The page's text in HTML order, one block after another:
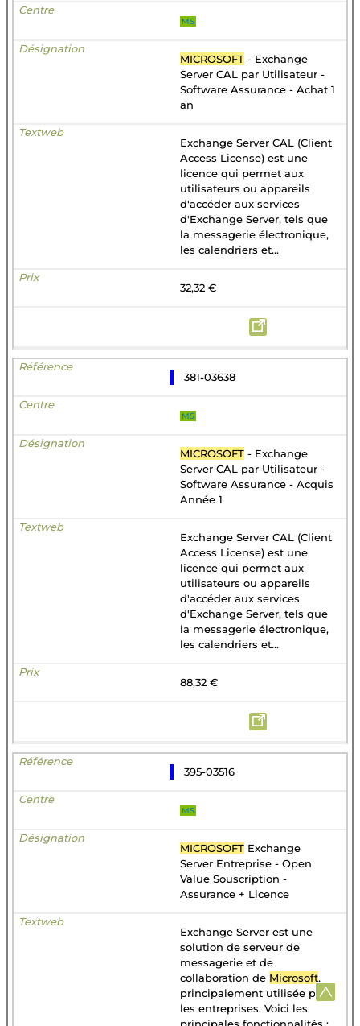
MS
MICROSOFT - Exchange
Server CAL par Utilisateur -
Software Assurance - Achat 1
an
Exchange Server CAL (Client
Access License) est une
licence qui permet aux
utilisateurs ou appareils
d'accéder aux services
d'Exchange Server, tels que
la messagerie électronique,
les calendriers et...
32,32 €
381-03638
MS
MICROSOFT - Exchange
Server CAL par Utilisateur -
Software Assurance - Acquis
Année 1
Exchange Server CAL (Client
Access License) est une
licence qui permet aux
utilisateurs ou appareils
d'accéder aux services
d'Exchange Server, tels que
la messagerie électronique,
les calendriers et...
88,32 €
395-03516
MS
MICROSOFT Exchange
Server Entreprise - Open
Value Souscription -
Assurance + Licence
Exchange Server est une
solution de serveur de
messagerie et de
collaboration de Microsoft,
principalement utilisée par
les entreprises. Voici les